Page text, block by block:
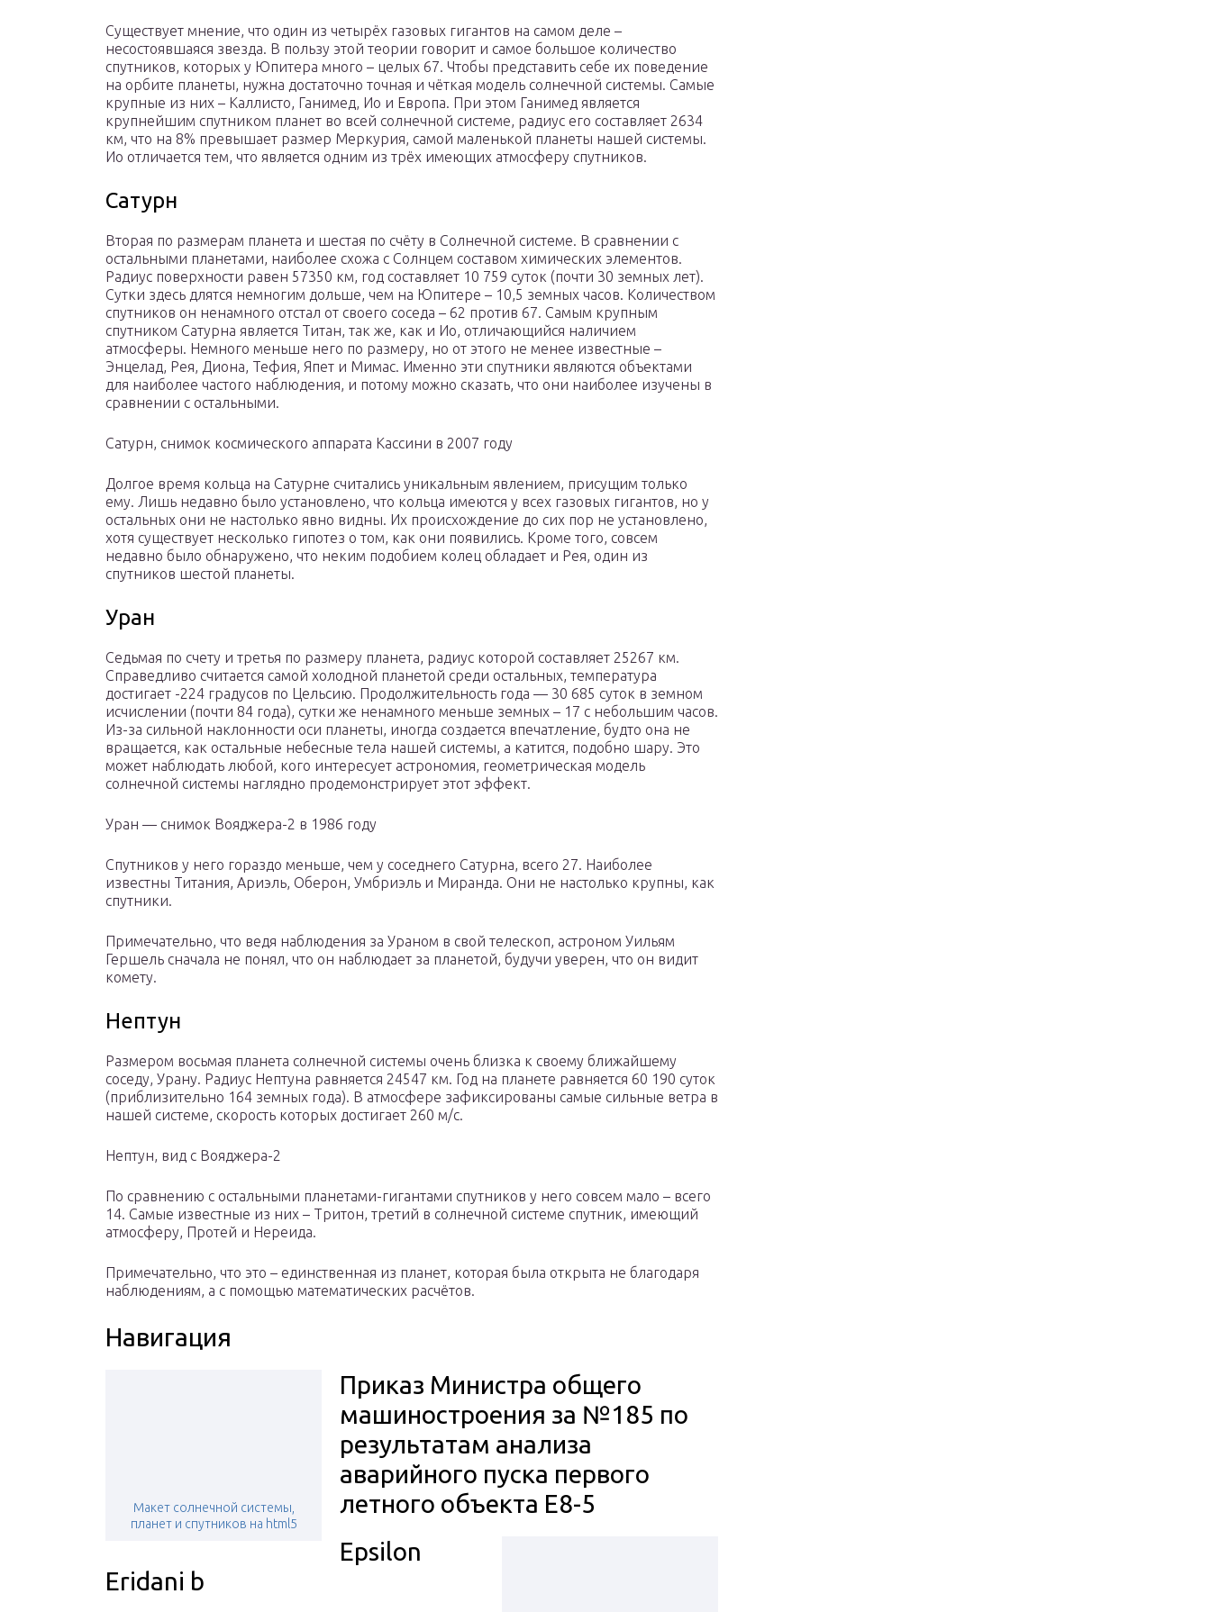
Существует мнение, что один из четырёх газовых гигантов на самом деле –
несостоявшаяся звезда. В пользу этой теории говорит и самое большое количество
спутников, которых у Юпитера много – целых 67. Чтобы представить себе их поведение
на орбите планеты, нужна достаточно точная и чёткая модель солнечной системы. Самые
крупные из них – Каллисто, Ганимед, Ио и Европа. При этом Ганимед является
крупнейшим спутником планет во всей солнечной системе, радиус его составляет 2634
км, что на 8% превышает размер Меркурия, самой маленькой планеты нашей системы.
Ио отличается тем, что является одним из трёх имеющих атмосферу спутников.
Сатурн
Вторая по размерам планета и шестая по счёту в Солнечной системе. В сравнении с
остальными планетами, наиболее схожа с Солнцем составом химических элементов.
Радиус поверхности равен 57350 км, год составляет 10 759 суток (почти 30 земных лет).
Сутки здесь длятся немногим дольше, чем на Юпитере – 10,5 земных часов. Количеством
спутников он ненамного отстал от своего соседа – 62 против 67. Самым крупным
спутником Сатурна является Титан, так же, как и Ио, отличающийся наличием
атмосферы. Немного меньше него по размеру, но от этого не менее известные –
Энцелад, Рея, Диона, Тефия, Япет и Мимас. Именно эти спутники являются объектами
для наиболее частого наблюдения, и потому можно сказать, что они наиболее изучены в
сравнении с остальными.
Сатурн, снимок космического аппарата Кассини в 2007 году
Долгое время кольца на Сатурне считались уникальным явлением, присущим только
ему. Лишь недавно было установлено, что кольца имеются у всех газовых гигантов, но у
остальных они не настолько явно видны. Их происхождение до сих пор не установлено,
хотя существует несколько гипотез о том, как они появились. Кроме того, совсем
недавно было обнаружено, что неким подобием колец обладает и Рея, один из
спутников шестой планеты.
Уран
Седьмая по счету и третья по размеру планета, радиус которой составляет 25267 км.
Справедливо считается самой холодной планетой среди остальных, температура
достигает -224 градусов по Цельсию. Продолжительность года — 30 685 суток в земном
исчислении (почти 84 года), сутки же ненамного меньше земных – 17 с небольшим часов.
Из-за сильной наклонности оси планеты, иногда создается впечатление, будто она не
вращается, как остальные небесные тела нашей системы, а катится, подобно шару. Это
может наблюдать любой, кого интересует астрономия, геометрическая модель
солнечной системы наглядно продемонстрирует этот эффект.
Уран — снимок Вояджера-2 в 1986 году
Спутников у него гораздо меньше, чем у соседнего Сатурна, всего 27. Наиболее
известны Титания, Ариэль, Оберон, Умбриэль и Миранда. Они не настолько крупны, как
спутники.
Примечательно, что ведя наблюдения за Ураном в свой телескоп, астроном Уильям
Гершель сначала не понял, что он наблюдает за планетой, будучи уверен, что он видит
комету.
Нептун
Размером восьмая планета солнечной системы очень близка к своему ближайшему
соседу, Урану. Радиус Нептуна равняется 24547 км. Год на планете равняется 60 190 суток
(приблизительно 164 земных года). В атмосфере зафиксированы самые сильные ветра в
нашей системе, скорость которых достигает 260 м/с.
Нептун, вид с Вояджера-2
По сравнению с остальными планетами-гигантами спутников у него совсем мало – всего
14. Самые известные из них – Тритон, третий в солнечной системе спутник, имеющий
атмосферу, Протей и Нереида.
Примечательно, что это – единственная из планет, которая была открыта не благодаря
наблюдениям, а с помощью математических расчётов.
Навигация
Макет солнечной системы,
планет и спутников на html5
Приказ Министра общего
машиностроения за №185 по
результатам анализа
аварийного пуска первого
летного объекта Е8-5
Epsilon
Eridani b